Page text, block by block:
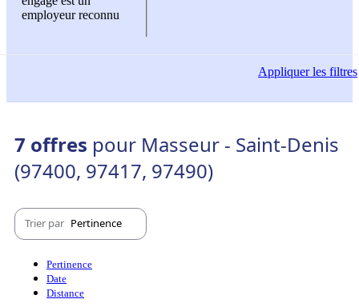
employeur reconnu
Appliquerles filtres
7 offres pour Masseur - Saint-Denis
(97400, 97417, 97490)
Trier par Pertinence
Pertinence
Date
Distance